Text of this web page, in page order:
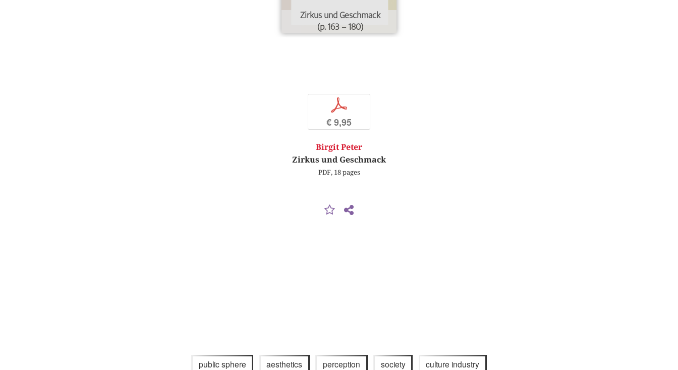
Zirkus und Geschmack
(p. 163 – 180)
p
€ 9,95
Birgit Peter
Zirkus und Geschmack
PDF, 18 pages
public sphere aesthetics perception society culture industry